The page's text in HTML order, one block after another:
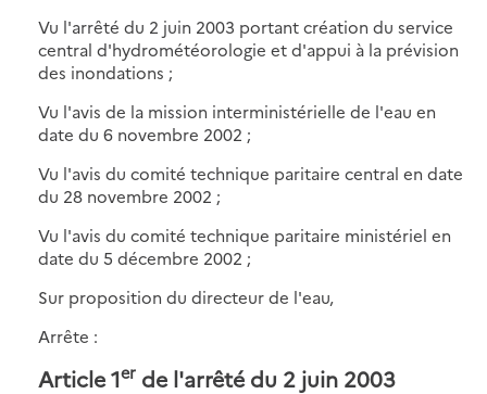
Vu l'arrêté du 2 juin 2003 portant création du service
central d'hydrométéorologie et d'appui à la prévision
des inondations ;
Vu l'avis de la mission interministérielle de l'eau en
date du 6 novembre 2002 ;
Vu l'avis du comité technique paritaire central en date
du 28 novembre 2002 ;
Vu l'avis du comité technique paritaire ministériel en
date du 5 décembre 2002 ;
Sur proposition du directeur de l'eau,
Arrête :
Article 1er de l'arrêté du 2 juin 2003